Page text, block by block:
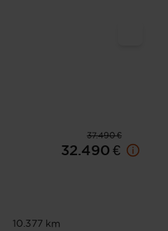
37.490 €
32.490 €
10.377 km